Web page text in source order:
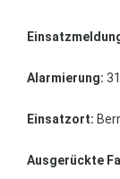
Alarmierung:
Einsatzort:
Ausgerückte